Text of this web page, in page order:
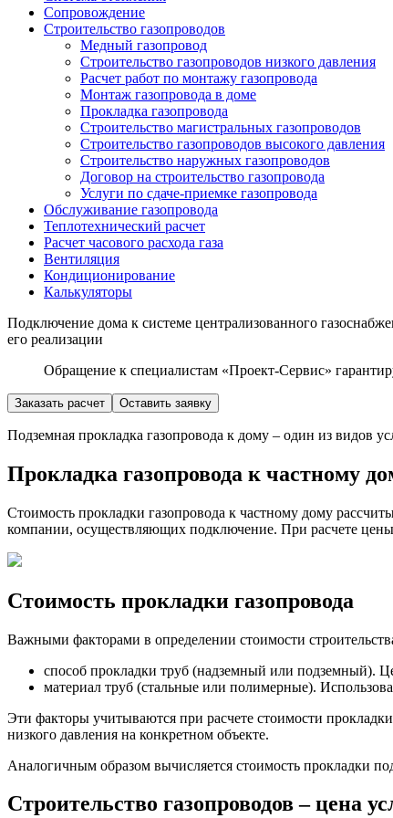
Сопровождение
Строительство газопроводов
Медный газопровод
Строительство газопроводов низкого давления
Расчет работ по монтажу газопровода
Монтаж газопровода в доме
Прокладка газопровода
Строительство магистральных газопроводов
Строительство газопроводов высокого давления
Строительство наружных газопроводов
Договор на строительство газопровода
Услуги по сдаче-приемке газопровода
Обслуживание газопровода
Теплотехнический расчет
Расчет часового расхода газа
Вентиляция
Кондиционирование
Калькуляторы
Подключение дома к системе централизованного
его реализации
Обращение к специалистам «Проект-Сервис»
Заказать расчет Оставить заявку
Подземная прокладка газопровода к дому – один из видов
Прокладка газопровода к частному
Стоимость прокладки газопровода к частному дому
компании, осуществляющих подключение. При расчете цены
Стоимость прокладки газопровода
Важными факторами в определении стоимости
способ прокладки труб (надземный или подземный).
материал труб (стальные или полимерные).
Эти факторы учитываются при расчете стоимости
низкого давления на конкретном объекте.
Аналогичным образом вычисляется стоимость прокладки
Строительство газопроводов – цена